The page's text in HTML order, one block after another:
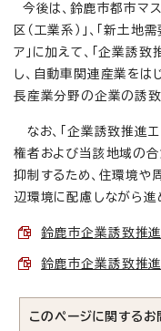
今後は、鈴鹿市都市マ
区（工業系）」、「新土地
ア」に加えて、「企業誘
し、自動車関連産業をは
長産業分野の企業の誘致
なお、「企業誘致推進エ
権者および当該地域の合
抑制するため、住環境や
辺環境に配慮しながら進
鈴鹿市企業誘致推
鈴鹿市企業誘致推
このページに関する お